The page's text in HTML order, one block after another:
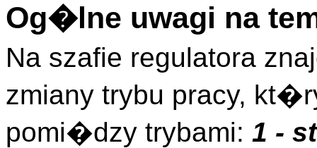
Og�lne uwagi na
Na szafie regulatora
zmiany trybu pracy,
pomi�dzy trybami: 1 -